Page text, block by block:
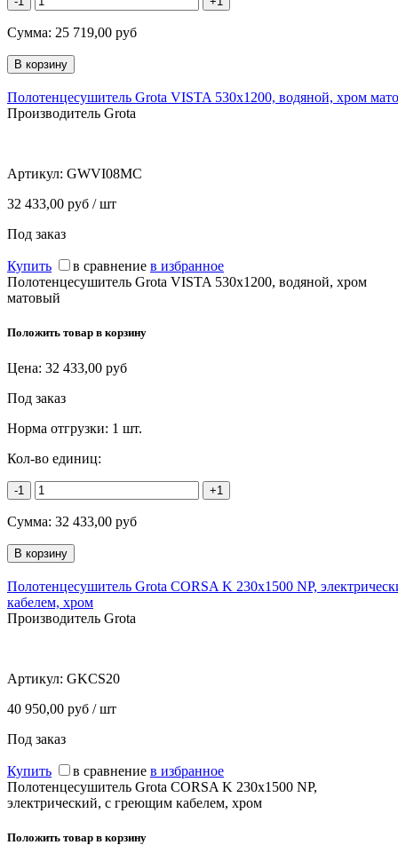
Сумма: 25 719,00 руб
Полотенцесушитель Grota VISTA 530х1200, водяной, хром
Производитель Grota
Артикул: GWVI08MC
32 433,00 руб / шт
Под заказ
Купить в сравнение в избранное
Полотенцесушитель Grota VISTA 530х1200, водяной, хром
матовый
Положить товар в корзину
Цена: 32 433,00 руб
Под заказ
Норма отгрузки: 1 шт.
Кол-во единиц:
-1 +1
Сумма: 32 433,00 руб
Полотенцесушитель Grota CORSA K 230x1500 NP,
кабелем, хром
Производитель Grota
Артикул: GKCS20
40 950,00 руб / шт
Под заказ
Купить в сравнение в избранное
Полотенцесушитель Grota CORSA K 230x1500 NP,
электрический, с греющим кабелем, хром
Положить товар в корзину